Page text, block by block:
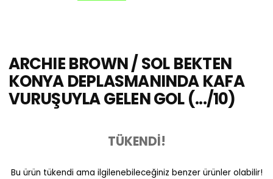
ARCHIE BROWN / SOL BEKTEN
KONYA DEPLASMANINDA KAFA
VURUŞUYLA GELEN GOL (.../10)
TÜKENDİ!
Bu ürün tükendi ama ilgilenebileceğiniz benzer ürünler olabilir!